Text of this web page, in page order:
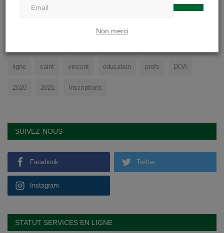
Non merci
TAGS
ligne saint vincent education profs DOA
2020 2021 Inscriptions
SUIVEZ-NOUS
Facebook Twitter
Instagram
STATUT SERVICES EN LIGNE